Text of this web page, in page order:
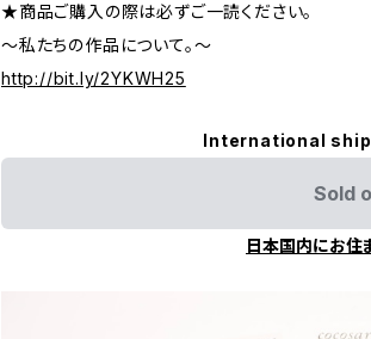
★商品ご購入の際は必ずご一読ください。
～私たちの作品について。～
http://bit.ly/2YKWH25
International
Sold
日本国内にお住